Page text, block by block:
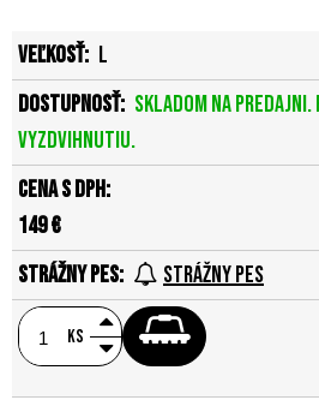
L
Skladom na predajni.
vyzdvihnutiu.
149 €
Strážny pes
ks